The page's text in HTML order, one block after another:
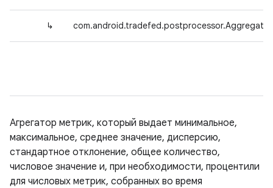
↳
Агрегатор метрик, который выдает минимальное,
максимальное, среднее значение, дисперсию,
стандартное отклонение, общее количество,
числовое значение и, при необходимости, процентили
для числовых метрик, собранных во время